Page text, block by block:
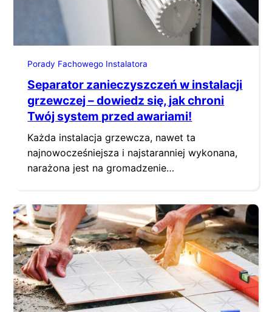
Porady Fachowego Instalatora
Separator zanieczyszczeń w instalacji
grzewczej – dowiedz się, jak chroni
Twój system przed awariami!
Każda instalacja grzewcza, nawet ta
najnowocześniejsza i najstaranniej wykonana,
narażona jest na gromadzenie
poważne zagrożenie dla kluczowych
komponentów systemu. Rozwiązaniem jest
separator zanieczyszczeń – proste, ale
niezwykle skuteczne urządzenie, które może
uratować Twoją instalację przed kosztownymi
awariami. Sprawdź, dlaczego warto w niego…